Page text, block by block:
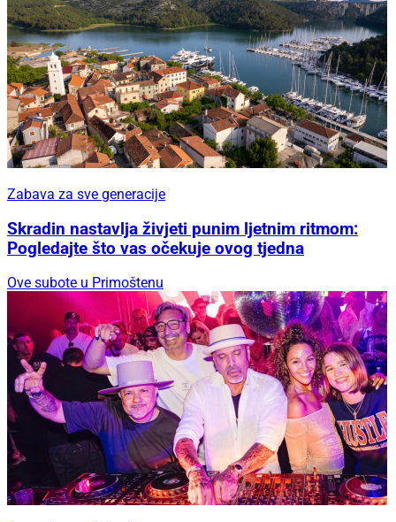
Zabava za sve generacije
Skradin nastavlja živjeti punim ljetnim ritmom:
Pogledajte što vas očekuje ovog tjedna
Ove subote u Primoštenu